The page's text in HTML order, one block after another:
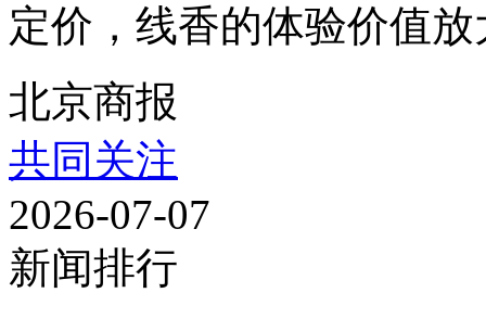
定价，线香的体验价值
北京商报
共同关注
2026-07-07
新闻排行